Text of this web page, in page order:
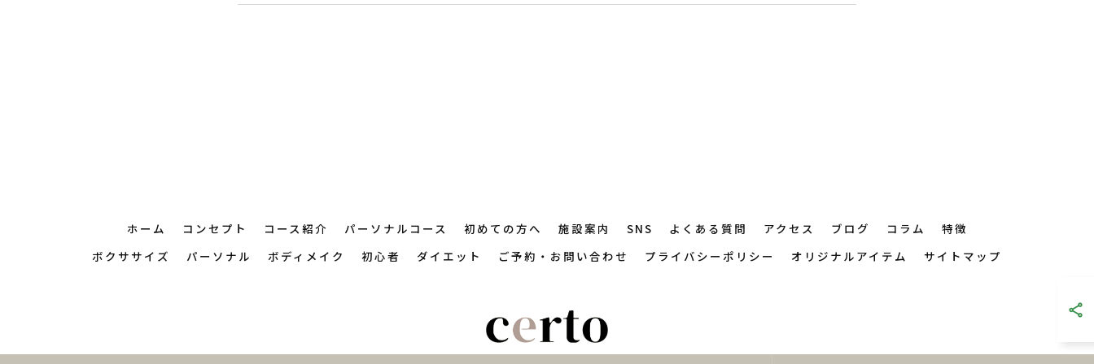
ホーム コンセプト コース紹介 パーソナルコース 初めての方へ 施設案内 SNS よくある質問 アクセス ブログ コラム
特徴
ボクササイズ
パーソナル ボディメイク 初心者 ダイエット ご予約・お問い合わせ プライバシーポリシー オリジナルアイテム サイトマップ